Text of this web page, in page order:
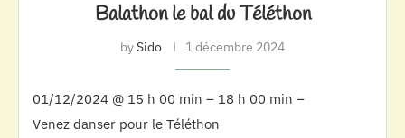
Balathon le bal du Téléthon
bySido 1 décembre 2024
01/12/2024 @ 15 h 00 min – 18 h 00 min –
Venez danser pour le Téléthon